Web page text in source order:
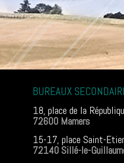
BUREAUX
18, place de la
72600 Mamers
15-17, place Saint-
72140 Sillé-le-